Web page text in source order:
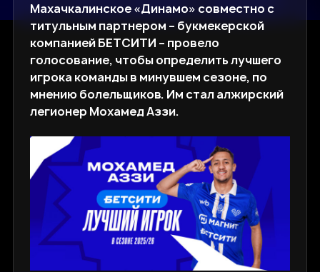
Махачкалинское «Динамо» совместно с
титульным партнером – букмекерской
компанией БЕТСИТИ – провело
голосование, чтобы определить лучшего
игрока команды в минувшем сезоне, по
мнению болельщиков. Им стал алжирский
легионер Мохамед Аззи.